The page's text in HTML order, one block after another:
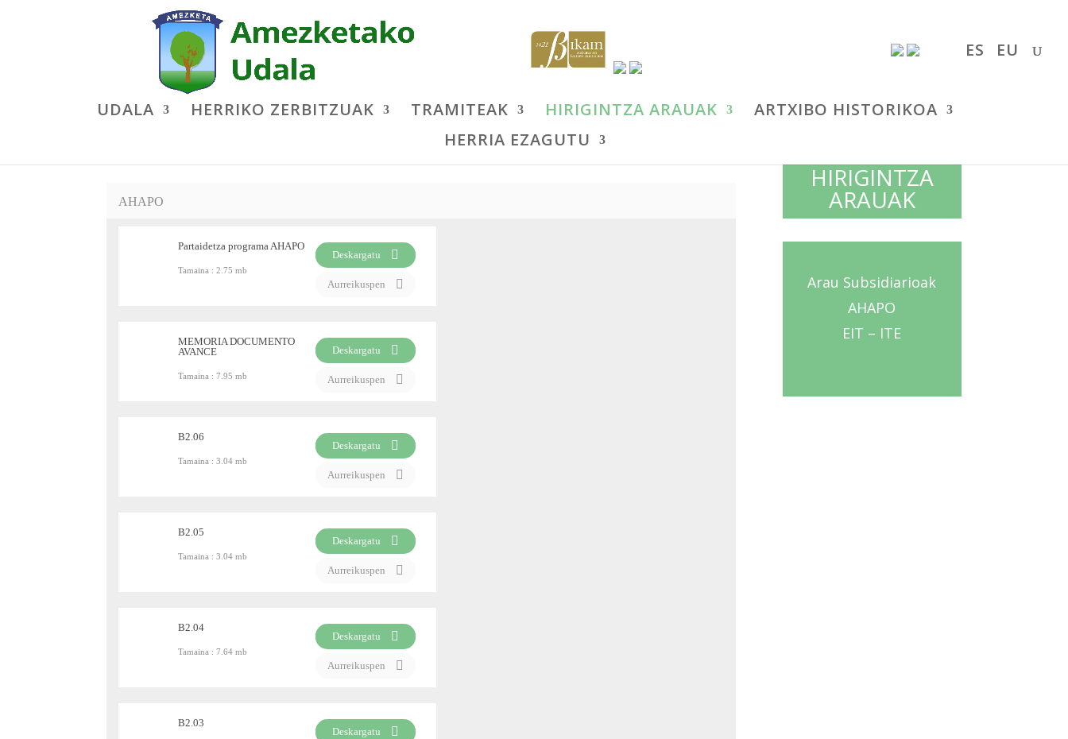
UDALA HERRIKO ZERBITZUAK TRAMITEAK HIRIGINTZA ARAUAK
ARTXIBO HISTORIKOA
HERRIA EZAGUTU
EU
ES
AHAPO
Partaidetza programa AHAPO
Tamaina : 2.75 mb
Deskargatu
Aurreikuspen
MEMORIA DOCUMENTO
AVANCE
Tamaina : 7.95 mb
Deskargatu
Aurreikuspen
B2.06
Tamaina : 3.04 mb
Deskargatu
Aurreikuspen
B2.05
Tamaina : 3.04 mb
Deskargatu
Aurreikuspen
B2.04
Tamaina : 7.64 mb
Deskargatu
Aurreikuspen
B2.03
Deskargatu
HIRIGINTZA
ARAUAK
Arau Subsidiarioak
AHAPO
EIT – ITE